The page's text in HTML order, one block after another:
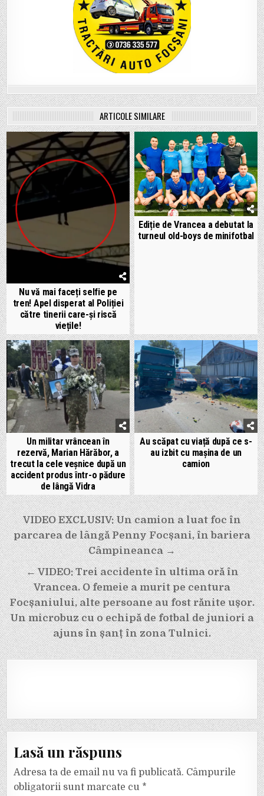
ARTICOLE SIMILARE
Nu vă mai faceți selfie pe
tren! Apel disperat al Poliției
către tinerii care-și riscă
viețile!
Ediție de Vrancea a debutat la
turneul old-boys de minifotbal
Un militar vrâncean în
rezervă, Marian Hărăbor, a
trecut la cele veșnice după un
accident produs într-o pădure
de lângă Vidra
Au scăpat cu viață după ce s-
au izbit cu mașina de un
camion
Navigare
în
articole
VIDEO EXCLUSIV: Un camion a luat foc în
parcarea de lângă Penny Focșani, în bariera
Câmpineanca →
← VIDEO: Trei accidente în ultima oră în
Vrancea. O femeie a murit pe centura
Focșaniului, alte persoane au fost rănite ușor.
Un microbuz cu o echipă de fotbal de juniori a
ajuns în șanț în zona Tulnici.
Lasă un răspuns
Adresa ta de email nu va fi publicată. Câmpurile
obligatorii sunt marcate cu *